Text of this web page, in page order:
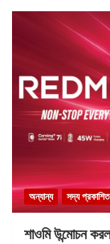
অন্যান্য সদ্য প্রকাশিত
শাওমি উন্মোচন